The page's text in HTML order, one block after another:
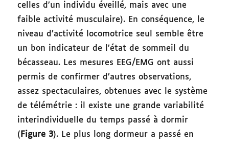
celles d’un individu éveillé, mais avec une
faible activité musculaire). En conséquence, le
niveau d’activité locomotrice seul semble être
un bon indicateur de l’état de sommeil du
bécasseau. Les mesures EEG/EMG ont aussi
permis de confirmer d’autres observations,
assez spectaculaires, obtenues avec le système
de télémétrie : il existe une grande variabilité
interindividuelle du temps passé à dormir
( Figure 3). Le plus long dormeur a passé en